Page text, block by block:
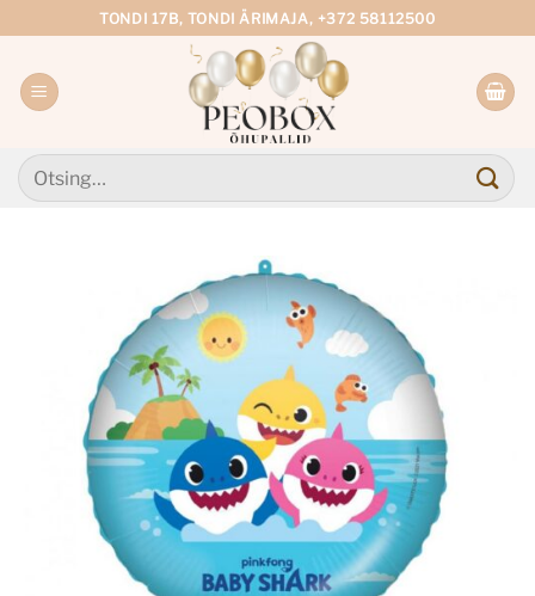
to
TONDI 17B, TONDI ÄRIMAJA, +372 58112500
Otsi: